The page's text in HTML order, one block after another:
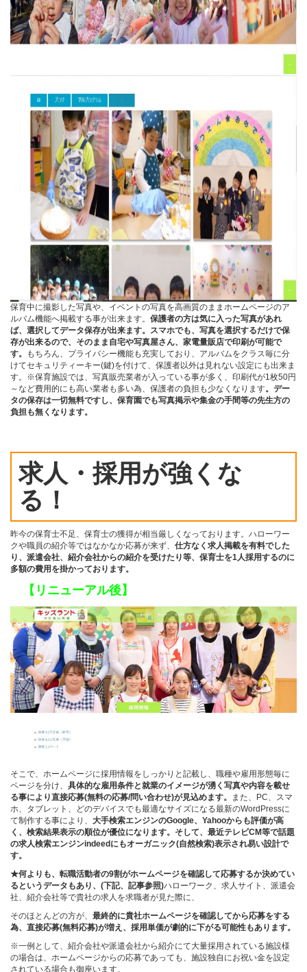
保育中に撮影した写真や、イベントの写真を高画質のままホームページのア
ルバム機能へ掲載する事が出来ます。 保護者の方は気に入った写真があれ
ば、選択してデータ保存が出来ます。スマホでも、写真を選択するだけで保
存が出来るので、そのまま自宅や写真屋さん、家電量販店で印刷が可能で
す。
もちろん、プライバシー機能も充実しており、アルバムをクラス毎に分
けてセキュリティーキー(鍵)を付けて、保護者以外は見れない設定にも出来ま
す。※保育施設では、写真販売業者が入っている事が多く、印刷代が1枚50円
～など費用的にも高い業者も多い為、保護者の負担も少なくなります。デー
タの保存は一切無料ですし、保育園でも写真掲示や集金の手間等の先生方の
負担も無くなります。
求人・採用が強くな
る！
昨今の保育士不足、保育士の獲得が相当厳しくなっております。ハローワー
クや職員の紹介等ではなかなか応募が来ず、 仕方なく求人掲載を有料でした
り、派遣会社、紹介会社からの紹介を受けたり等、保育士を1人採用するのに
多額の費用を掛かっております。
【リニューアル後】
そこで、ホームページに採用情報をしっかりと記載し、職種や雇用形態毎に
ページを分け、 具体的な雇用条件と就業のイメージが湧く写真や内容を載せ
る事により直接応募(無料の応募/問い合わせ)が見込めます。
また、PC、スマ
ホ、タブレット、どのデバイスでも最適なサイズになる最新のWordPressに
て制作する事により、 大手検索エンジンのGoogle、Yahooからも評価が高
く、検索結果表示の順位が優位になります。そして、最近テレビCM等で話題
の求人検索エンジンindeedにもオーガニック(自然検索)表示され易い設計で
す。
★何よりも、転職活動者の9割がホームページを確認して応募するか決めてい
るというデータもあり、(下記、記事参照)ハローワーク、求人サイト、派遣会
社、紹介会社等で貴社の求人を求職者が見た際に、
そのほとんどの方が、 最終的に貴社ホームページを確認してから応募をする
為、直接応募(無料応募)が増え、採用単価が劇的に下がる可能性もあります。
※一例として、紹介会社や派遣会社から紹介にて大量採用されている施設様
の場合は、ホームページからの応募であっても、施設独自にお祝い金を設定
されている場合も御座います。